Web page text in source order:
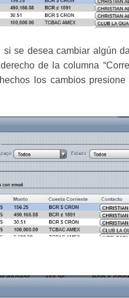
se desea cambiar algún
de la columna
los cambios